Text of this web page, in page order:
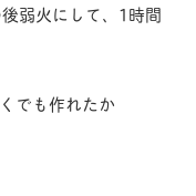
弱火にして、1時間
でも作れたか